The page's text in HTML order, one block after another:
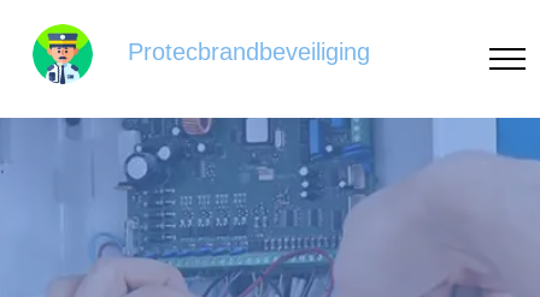
Protecbrandbeveiliging